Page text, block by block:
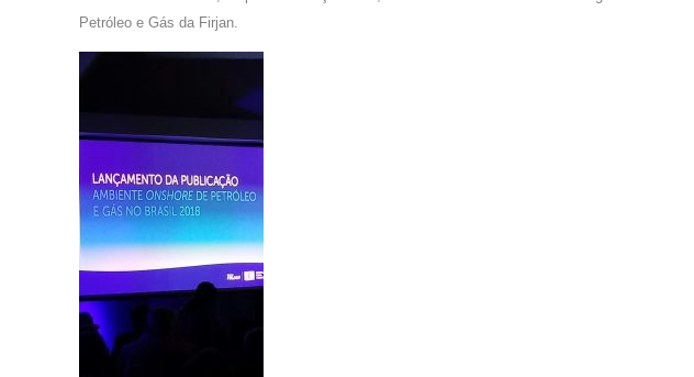
Petróleo e Gás da Firjan.